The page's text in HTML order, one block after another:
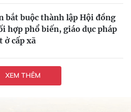
bắt buộc thành lập Hội đồng
hợp phổ biến, giáo dục pháp
ở cấp xã
XEM THÊM